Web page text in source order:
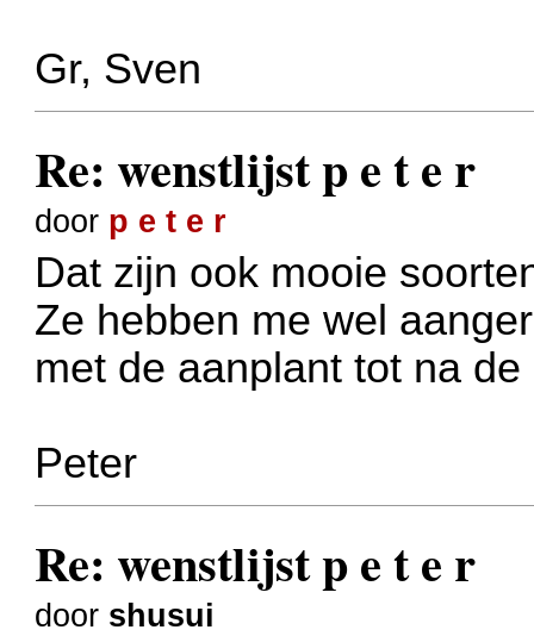
Gr, Sven
Re: wenstlijst p e t e r
door p e t e r
Dat zijn ook mooie
Ze hebben me wel
met de aanplant tot na
Peter
Re: wenstlijst p e t e r
door shusui